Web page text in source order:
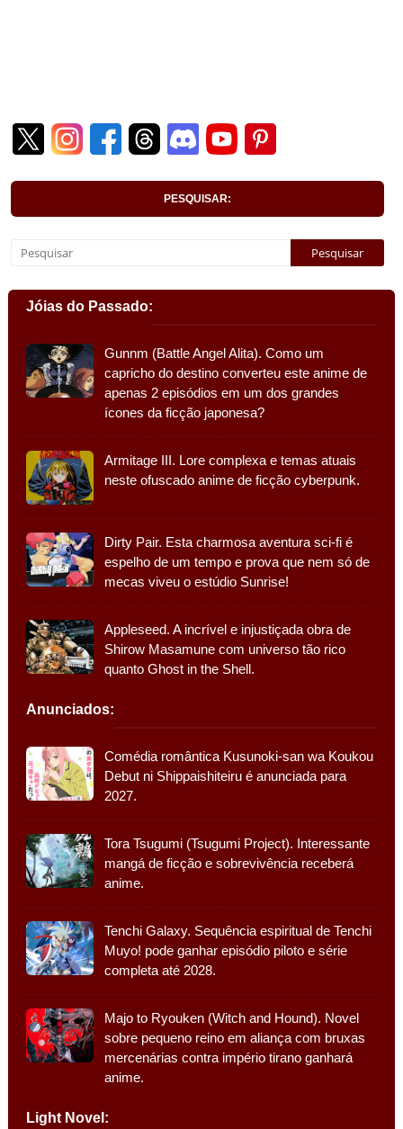
PESQUISAR:
Jóias do Passado:
Gunnm (Battle Angel Alita). Como um
capricho do destino converteu este anime de
apenas 2 episódios em um dos grandes
ícones da ficção japonesa?
Armitage III. Lore complexa e temas atuais
neste ofuscado anime de ficção cyberpunk.
Dirty Pair. Esta charmosa aventura sci-fi é
espelho de um tempo e prova que nem só de
mecas viveu o estúdio Sunrise!
Appleseed. A incrível e injustiçada obra de
Shirow Masamune com universo tão rico
quanto Ghost in the Shell.
Anunciados:
Comédia romântica Kusunoki-san wa Koukou
Debut ni Shippaishiteiru é anunciada para
2027.
Tora Tsugumi (Tsugumi Project). Interessante
mangá de ficção e sobrevivência receberá
anime.
Tenchi Galaxy. Sequência espiritual de Tenchi
Muyo! pode ganhar episódio piloto e série
completa até 2028.
Majo to Ryouken (Witch and Hound). Novel
sobre pequeno reino em aliança com bruxas
mercenárias contra império tirano ganhará
anime.
Light Novel: